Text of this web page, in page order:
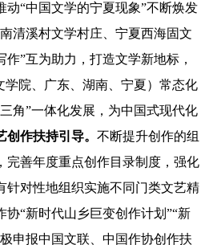
动“中国文学的宁夏现象”不断焕发
清溪村文学村庄、宁夏西海固文
”互为助力，打造文学新地标，
学院、广东、湖南、宁夏）常态化
角”一体化发展，为中国式现代化
创作扶持引导。 不断提升创作的组
完善年度重点创作目录制度，强化
针对性地组织实施不同门类文艺精
“新时代山乡巨变创作计划”“新
申报中国文联、中国作协创作扶